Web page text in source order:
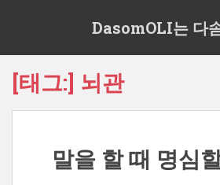
DasomOLI는 다
[태그:] 뇌관
말을 할 때 명심